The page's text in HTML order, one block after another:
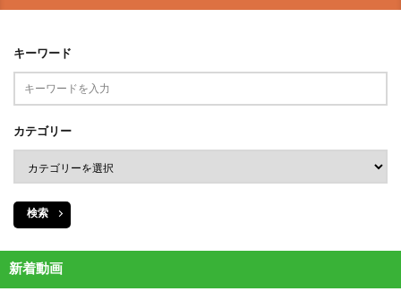
キーワード
カテゴリー
検索
新着動画